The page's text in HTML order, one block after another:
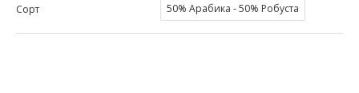
Сорт 50% Арабика - 50% Робуста